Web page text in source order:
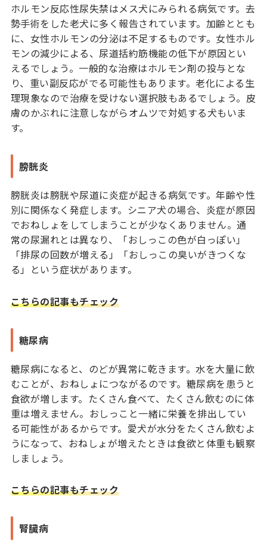
ホルモン反応性尿失禁はメス犬にみられる病気です。去
勢手術をした老犬に多く報告されています。加齢ととも
に、女性ホルモンの分泌は不足するものです。女性ホル
モンの減少による、尿道括約筋機能の低下が原因とい
えるでしょう。一般的な治療はホルモン剤の投与とな
り、重い副反応がでる可能性もあります。老化による生
理現象なので治療を受けない選択肢もあるでしょう。皮
膚のかぶれに注意しながらオムツで対処する犬もいま
す。
膀胱炎
膀胱炎は膀胱や尿道に炎症が起きる病気です。年齢や性
別に関係なく発症します。シニア犬の場合、炎症が原因
でおねしょをしてしまうことが少なくありません。通
常の尿漏れとは異なり、「おしっこの色が白っぽい」
「排尿の回数が増える」「おしっこの臭いがきつくな
る」という症状があります。
こちらの記事もチェック
糖尿病
糖尿病になると、のどが異常に乾きます。水を大量に飲
むことが、おねしょにつながるのです。糖尿病を患うと
食欲が増します。たくさん食べて、たくさん飲むのに体
重は増えません。おしっこと一緒に栄養を排出してい
る可能性があるからです。愛犬が水分をたくさん飲むよ
うになって、おねしょが増えたときは食欲と体重も観察
しましょう。
こちらの記事もチェック
腎臓病